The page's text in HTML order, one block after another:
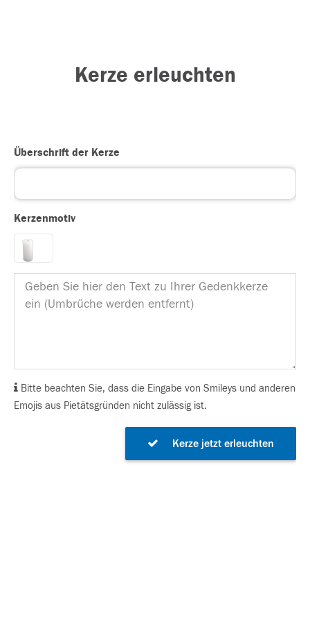
Kerze erleuchten
Überschrift der Kerze
Kerzenmotiv
Bitte beachten Sie, dass die Eingabe von Smileys und anderen
Emojis aus Pietätsgründen nicht zulässig ist.
Kerze jetzt erleuchten